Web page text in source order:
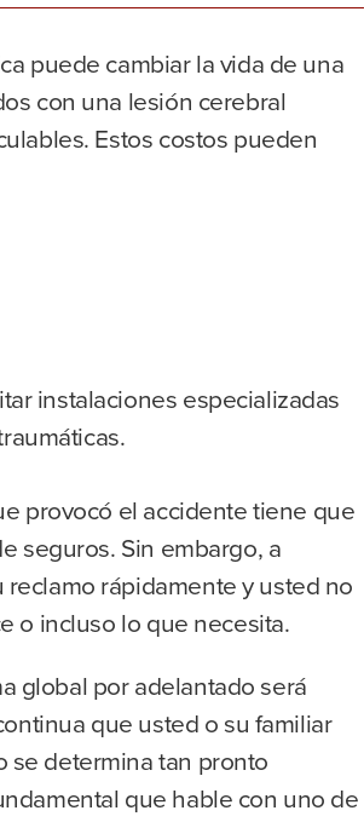
puede cambiar la vida de una
con una lesión cerebral
Estos costos pueden
instalaciones especializadas
provocó el accidente tiene que
seguros. Sin embargo, a
rápidamente y usted no
o incluso lo que necesita.
global por adelantado será
que usted o su familiar
se determina tan pronto
que hable con uno de